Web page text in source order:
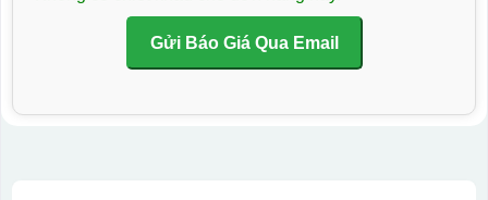
Gửi Báo Giá Qua Email